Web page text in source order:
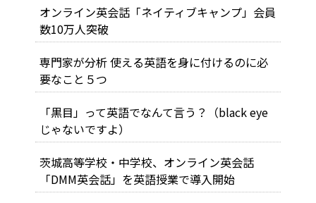
オンライン英会話「ネイティブキャンプ」会員
数10万人突破
専門家が分析 使える英語を身に付けるのに必
要なこと５つ
「黒目」って英語でなんて言う？（black eye
じゃないですよ）
茨城高等学校・中学校、オンライン英会話
「DMM英会話」を英語授業で導入開始